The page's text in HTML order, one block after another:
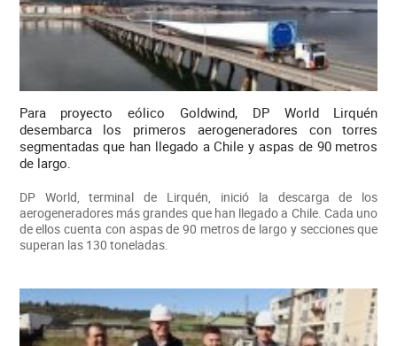
Para proyecto eólico Goldwind, DP World Lirquén
desembarca los primeros aerogeneradores con torres
segmentadas que han llegado a Chile y aspas de 90 metros
de largo.
DP World, terminal de Lirquén, inició la descarga de los
aerogeneradores más grandes que han llegado a Chile. Cada uno
de ellos cuenta con aspas de 90 metros de largo y secciones que
superan las 130 toneladas.